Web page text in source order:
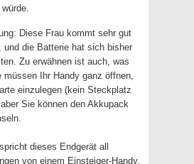
Diese Frau kommt sehr gut
und die Batterie hat sich bisher
Zu erwähnen ist auch, was
müssen Ihr Handy ganz öffnen,
einzulegen (kein Steckplatz
Sie können den Akkupack
dieses Endgerät all
von einem Einsteiger-Handy.